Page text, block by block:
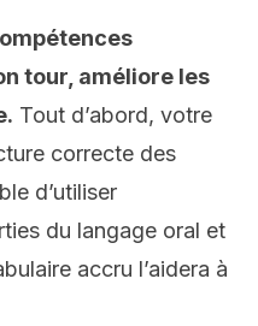
tour, améliore les
Tout d’abord, votre
correcte des
d’utiliser
du langage oral et
accru l’aidera à